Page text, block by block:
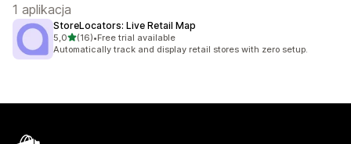
1 aplikacja
StoreLocators: Live Retail Map
5,0na 5 gwiazdek
(16)
Łączna liczba recenzji: 16
•Free trial available
Automatically track and display retail stores with zero setup.